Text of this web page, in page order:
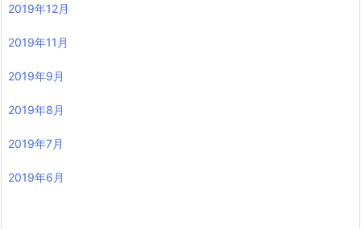
2019年12月
2019年11月
2019年9月
2019年8月
2019年7月
2019年6月